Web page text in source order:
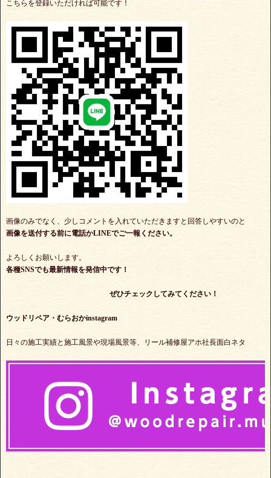
こちらを登録いただければ可能です！
画像のみでなく、少しコメントを入れていただきますと回答しやすいのと
画像を送付する前に電話かLINEでご一報ください。
よろしくお願いします。
各種SNSでも最新情報を発信中です！
ぜひチェックしてみてください！
ウッドリペア・むらおかinstagram
日々の施工実績と施工風景や現場風景等、リール補修屋アホ社長面白ネタ